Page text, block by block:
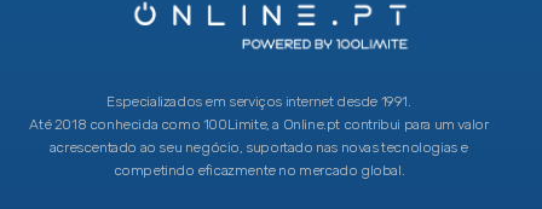
Especializados em serviços internet desde 1991.
Até 2018 conhecida como 100Limite, a Online.pt contribui para um valor
acrescentado ao seu negócio, suportado nas novas tecnologias e
competindo eficazmente no mercado global.